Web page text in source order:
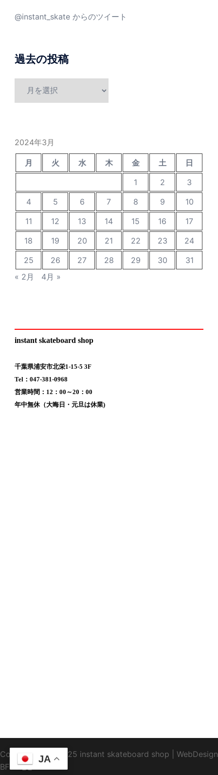
@instant_skate からのツイート
過去の投稿
2024年3月
月 火 水 木 金 土
日
1
2
3
4
5 6 7 8 9
10
11
12 13 14 15 16
17
18
19 20 21 22 23
24
25
26 27 28 29 30
31
« 2月
4月 »
instant skateboard shop
千葉県浦安市北栄1-15-5 3F
Tel：047-381-0968
営業時間：12：00～20：00
年中無休（大晦日・元旦は休業)
Copyright1995-2025 instant skateboard shop
WebDesign
BFTC_ _.
JA